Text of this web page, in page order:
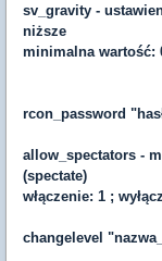
sv_gravity -
niższe
minimalna wartość:
rcon_password
allow_spectators -
(spectate)
włączenie: 1 ;
changelevel